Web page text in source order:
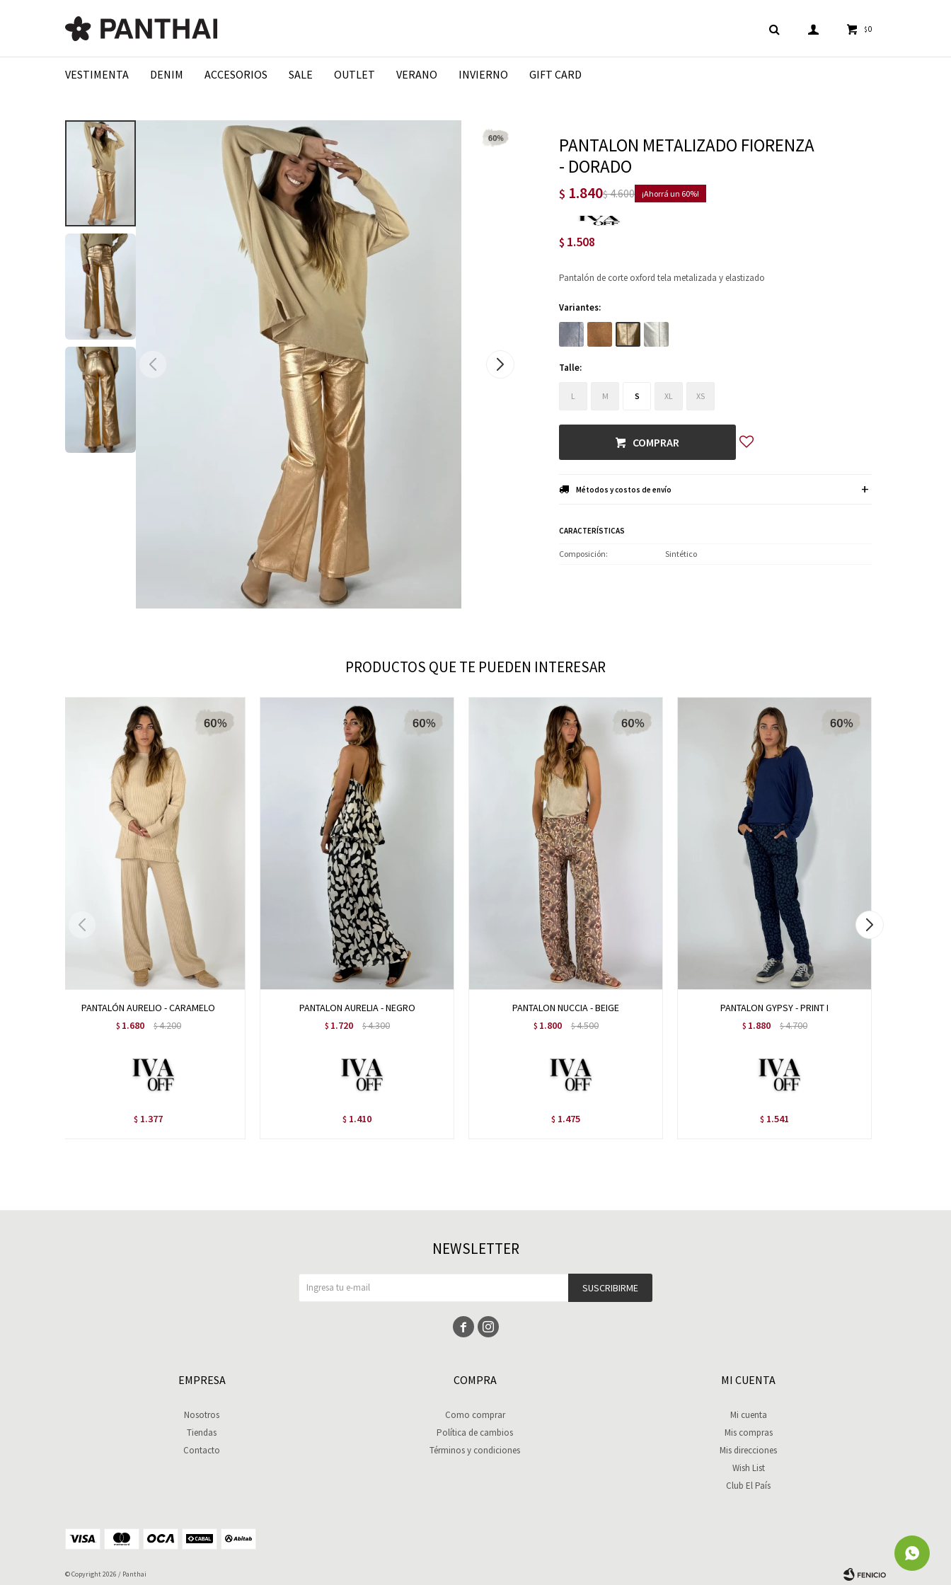
VESTIMENTA DENIM ACCESORIOS SALE OUTLET VERANO INVIERNO GIFT CARD
$0
PANTALON METALIZADO FIORENZA
- DORADO
$ 1.840$4.600 60
$ 1.508
Pantalón de corte oxford tela metalizada y elastizado
Variantes:
Talle:
L M S XL XS
COMPRAR
Métodos y costos de envío
CARACTERÍSTICAS
Composición Sintético
PRODUCTOS QUE TE PUEDEN INTERESAR
PANTALÓN AURELIO - CARAMELO
$ 1.680 $4.200
$ 1.377
PANTALON AURELIA - NEGRO
$ 1.720 $4.300
$ 1.410
PANTALON NUCCIA - BEIGE
$ 1.800 $4.500
$ 1.475
PANTALON GYPSY - PRINT I
$ 1.880 $4.700
$ 1.541
EMPRESA
Nosotros
Tiendas
Contacto
COMPRA
Como comprar
Política de cambios
Términos y condiciones
MI CUENTA
Mi cuenta
Mis compras
Mis direcciones
Wish List
Club El País
NEWSLETTER
SUSCRIBIRME
 
© Copyright 2026 / Panthai